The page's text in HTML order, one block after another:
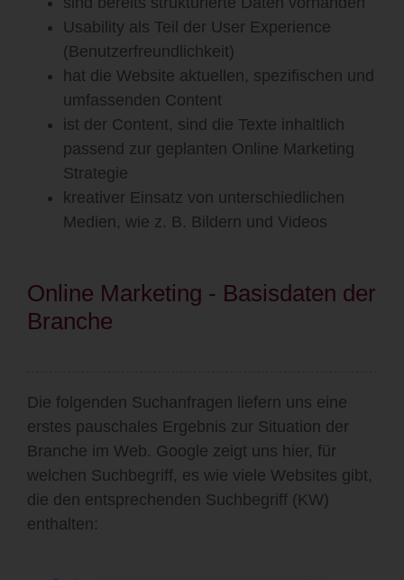
Usability als Teil der User Experience
(Benutzerfreundlichkeit)
hat die Website aktuellen, spezifischen und
umfassenden Content
ist der Content, sind die Texte inhaltlich
passend zur geplanten Online Marketing
Strategie
kreativer Einsatz von unterschiedlichen
Medien, wie z. B. Bildern und Videos
Online Marketing - Basisdaten der
Branche
Die folgenden Suchanfragen liefern uns eine
erstes pauschales Ergebnis zur Situation der
Branche im Web. Google zeigt uns hier, für
welchen Suchbegriff, es wie viele Websites gibt,
die den entsprechenden Suchbegriff (KW)
enthalten: